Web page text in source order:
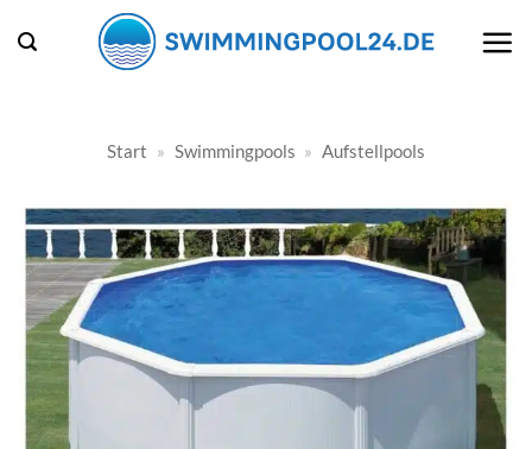
Inhalt
Start » Swimmingpools » Aufstellpools